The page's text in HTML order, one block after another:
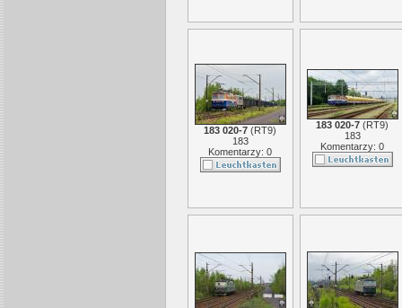
183 020-7 (RT9)
183
Komentarzy: 0
183 020-7 (RT9)
183
Komentarzy: 0